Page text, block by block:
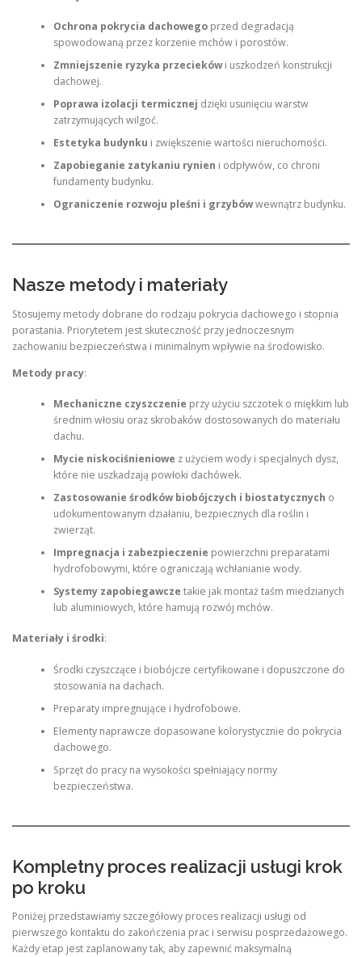
Ochrona pokrycia dachowegoprzed degradacją
spowodowaną przez korzenie mchów i porostów.
Zmniejszenie ryzyka przeciekówi uszkodzeń konstrukcji
dachowej.
Poprawa izolacji termicznej dzięki usunięciu warstw
zatrzymujących wilgoć.
Estetyka budynku i zwiększenie wartości nieruchomości.
Zapobieganie zatykaniu rynien i odpływów, co chroni
fundamenty budynku.
Ograniczenie rozwoju pleśni i grzybówwewnątrz budynku.
Nasze metody i materiały
Stosujemy metody dobrane do rodzaju pokrycia dachowego i stopnia
porastania. Priorytetem jest skuteczność przy jednoczesnym
zachowaniu bezpieczeństwa i minimalnym wpływie na środowisko.
Metody pracy:
Mechaniczne czyszczenie przy użyciu szczotek o miękkim lub
średnim włosiu oraz skrobaków dostosowanych do materiału
dachu.
Mycie niskociśnieniowe z użyciem wody i specjalnych dysz,
które nie uszkadzają powłoki dachówek.
Zastosowanie środków biobójczych i biostatycznych o
udokumentowanym działaniu, bezpiecznych dla roślin i
zwierząt.
Impregnacja i zabezpieczenie powierzchni preparatami
hydrofobowymi, które ograniczają wchłanianie wody.
Systemy zapobiegawcze takie jak montaż taśm miedzianych
lub aluminiowych, które hamują rozwój mchów.
Materiały i środki:
Środki czyszczące i biobójcze certyfikowane i dopuszczone do
stosowania na dachach.
Preparaty impregnujące i hydrofobowe.
Elementy naprawcze dopasowane kolorystycznie do pokrycia
dachowego.
Sprzęt do pracy na wysokości spełniający normy
bezpieczeństwa.
Kompletny proces realizacji usługi krok
po kroku
Poniżej przedstawiamy szczegółowy proces realizacji usługi od
pierwszego kontaktu do zakończenia prac i serwisu posprzedażowego.
Każdy etap jest zaplanowany tak, aby zapewnić maksymalną